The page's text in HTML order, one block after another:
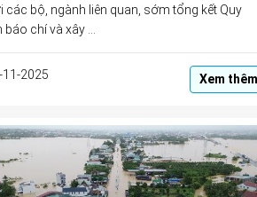
các bộ, ngành liên quan, sớm tổng kết Quy
báo chí và xây …
11-2025 Xem thêm